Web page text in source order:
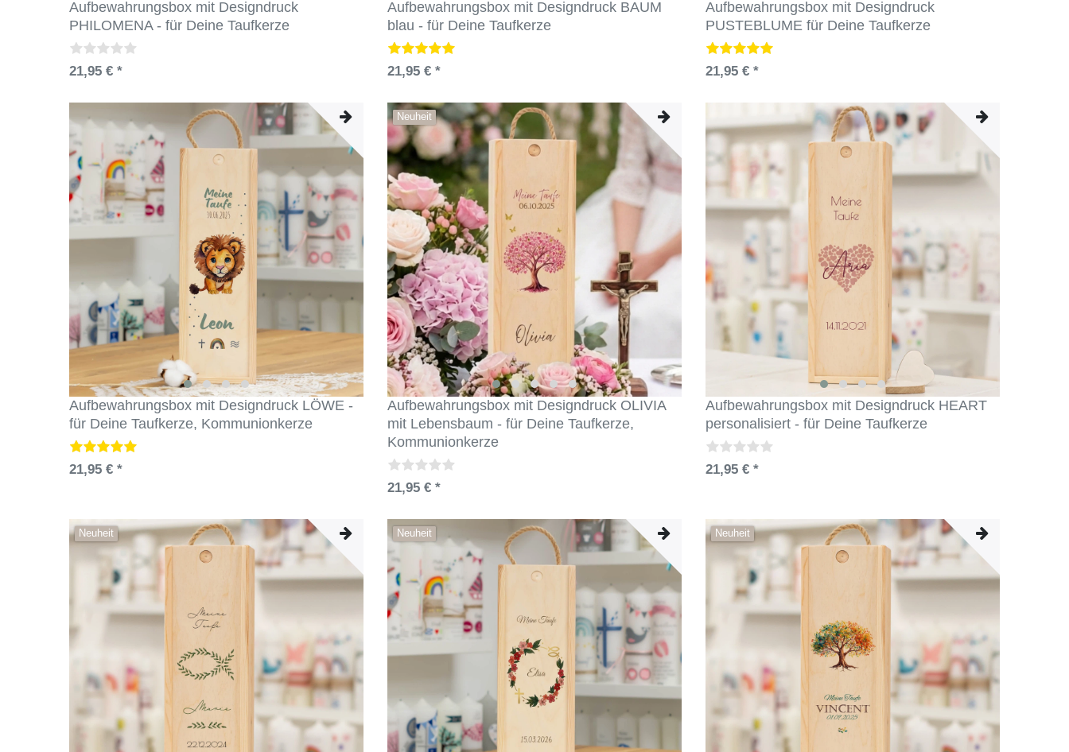
Aufbewahrungsbox mit Designdruck
PHILOMENA - für Deine Taufkerze
21,95 € *
Aufbewahrungsbox mit Designdruck BAUM
blau - für Deine Taufkerze
21,95 € *
Aufbewahrungsbox mit Designdruck
PUSTEBLUME für Deine Taufkerze
21,95 € *
Aufbewahrungsbox mit Designdruck LÖWE -
für Deine Taufkerze, Kommunionkerze
21,95 € *
Neuheit
Aufbewahrungsbox mit Designdruck OLIVIA
mit Lebensbaum - für Deine Taufkerze,
Kommunionkerze
21,95 € *
Aufbewahrungsbox mit Designdruck HEART
personalisiert - für Deine Taufkerze
21,95 € *
Neuheit Neuheit Neuheit